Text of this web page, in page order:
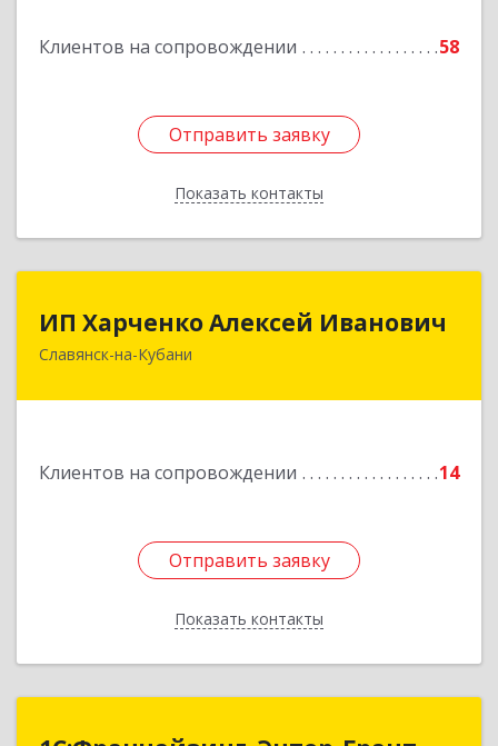
Клиентов на сопровождении 58
Отправить заявку
Показать контакты
Отправить заявку
Назад
ИП Харченко Алексей Иванович
Славянск-на-Кубани
Клиентов на сопровождении 14
Отправить заявку
Показать контакты
ИП Харченко Алексей Иванович
353 579, Краснодарский край, ст.Петровская,
Отправить заявку
Назад
1С:Франчайзинг. Энтер-Грант